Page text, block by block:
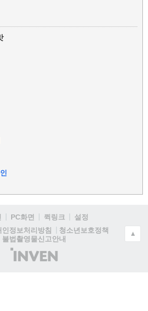
PC화면 퀵링크
설정
인정보처리방침
청소년보호정책
불법촬영물신고안내
(주)
인
▲